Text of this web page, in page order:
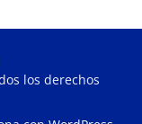
los derechos